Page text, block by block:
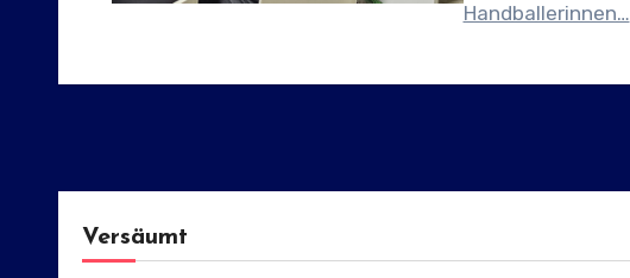
Handballerinnen…
Versäumt